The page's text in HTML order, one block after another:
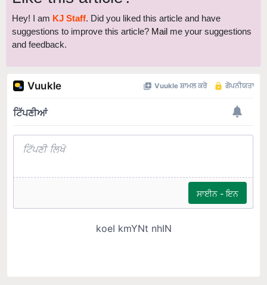
Hey! I am KJ Staff. Did you liked this article and have
suggestions to improve this article? Mail me your suggestions
and feedback.